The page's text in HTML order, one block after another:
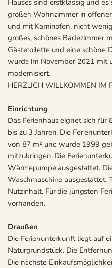
Hauses sind erstklassig und
großen Wohnzimmer in
und mit Kaminofen, nicht
großes, schönes Badezimmer
Gästetoilette und eine schöne
wurde im November 2021 mit
modernisiert.
HERZLICH WILLKOMMEN IM
Einrichtung
Das Ferienhaus eignet sich für
bis zu 3 Jahren. Die
von 87 m² und wurde 1999
mitzubringen. Die
Wärmepumpe ausgestattet.
Waschmaschine ausgestattet.
Nutzinhalt. Für die jüngsten
vorhanden.
Draußen
Die Ferienunterkunft liegt auf
Naturgrundstück. Die
Die nächste